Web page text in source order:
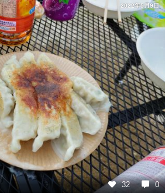
2022年5月9日
32 0